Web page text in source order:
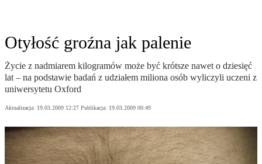
Otyłość groźna jak palenie
Życie z nadmiarem kilogramów może być krótsze nawet o dziesięć
lat – na podstawie badań z udziałem miliona osób wyliczyli uczeni z
uniwersytetu Oxford
Aktualizacja: 19.03.2009 12:27 Publikacja: 19.03.2009 00:49